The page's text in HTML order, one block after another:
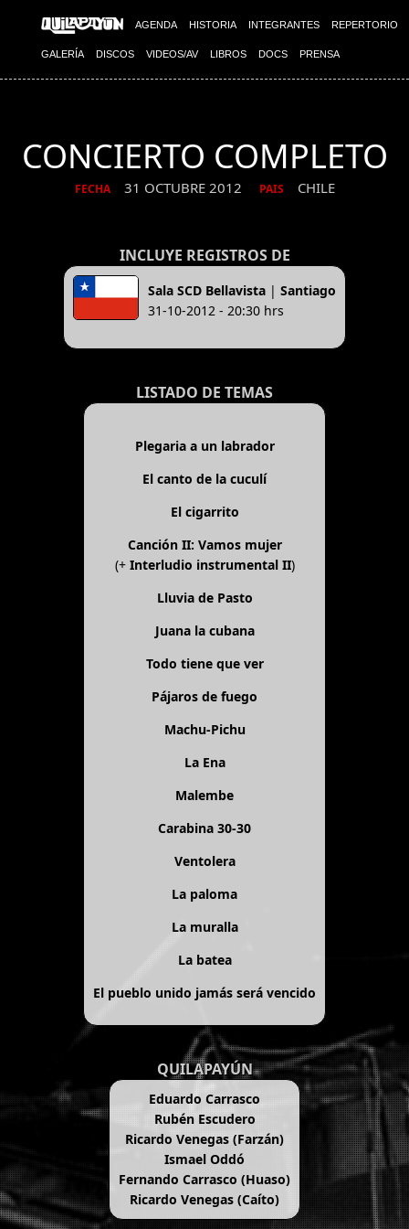
AGENDA HISTORIA INTEGRANTES REPERTORIO
GALERÍA DISCOS VIDEOS/AV LIBROS DOCS PRENSA
CONCIERTO COMPLETO
FECHA 31 OCTUBRE 2012 PAIS CHILE
INCLUYE REGISTROS DE
Sala SCD Bellavista | Santiago
31-10-2012 - 20:30 hrs
LISTADO DE TEMAS
Plegaria a un labrador
El canto de la cuculí
El cigarrito
Canción II: Vamos mujer
(+ Interludio instrumental II)
Lluvia de Pasto
Juana la cubana
Todo tiene que ver
Pájaros de fuego
Machu-Pichu
La Ena
Malembe
Carabina 30-30
Ventolera
La paloma
La muralla
La batea
El pueblo unido jamás será vencido
QUILAPAYÚN
Eduardo Carrasco
Rubén Escudero
Ricardo Venegas (Farzán)
Ismael Oddó
Fernando Carrasco (Huaso)
Ricardo Venegas (Caíto)